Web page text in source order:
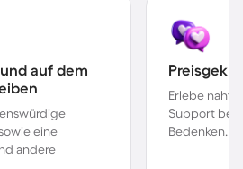
auf dem
eine
andere
Erlebe
Support bei
Bedenken.